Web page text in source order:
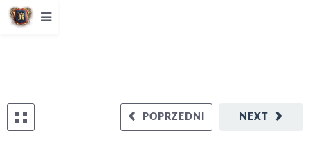
NEXT
POPRZEDNI